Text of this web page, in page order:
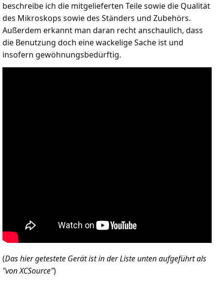
beschreibe ich die mitgelieferten Teile sowie die Qualität
des Mikroskops sowie des Ständers und Zubehörs.
Außerdem erkannt man daran recht anschaulich, dass
die Benutzung doch eine wackelige Sache ist und
insofern gewöhnungsbedürftig.
(Das hier getestete Gerät ist in der Liste unten aufgeführt als
"von XCSource")